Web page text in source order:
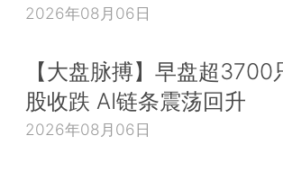
2026年08月06日
【大盘脉搏】早盘超3700
股收跌 AI链条震荡回升
2026年08月06日